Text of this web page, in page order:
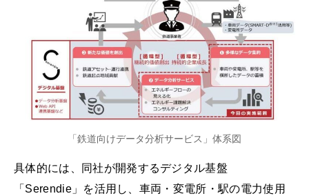
「鉄道向けデータ分析サービス」体系図
具体的には、同社が開発するデジタル基盤
「Serendie」を活用し、車両・変電所・駅の電力使用